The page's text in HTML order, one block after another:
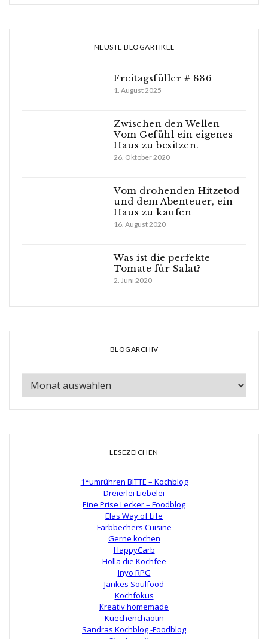
NEUSTE BLOGARTIKEL
Freitagsfüller # 836
1. August 2025
Zwischen den Wellen-
Vom Gefühl ein eigenes
Haus zu besitzen.
26. Oktober 2020
Vom drohenden Hitzetod
und dem Abenteuer, ein
Haus zu kaufen
16. August 2020
Was ist die perfekte
Tomate für Salat?
2. Juni 2020
BLOGARCHIV
LESEZEICHEN
1*umrühren BITTE – Kochblog
Dreierlei Liebelei
Eine Prise Lecker – Foodblog
Elas Way of Life
Farbbechers Cuisine
Gerne kochen
HappyCarb
Holla die Kochfee
Inyo RPG
Jankes Soulfood
Kochfokus
Kreativ homemade
Kuechenchaotin
Sandras Kochblog -Foodblog